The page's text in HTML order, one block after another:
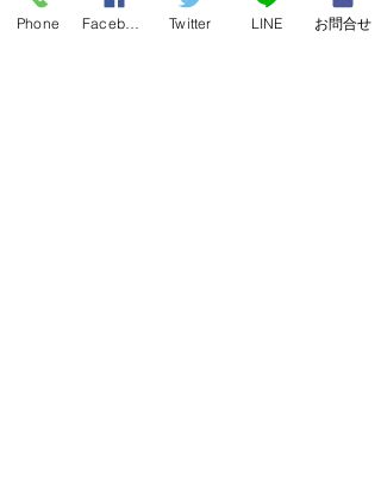
無料出張買取
Phone Twitter LINE お問合せ